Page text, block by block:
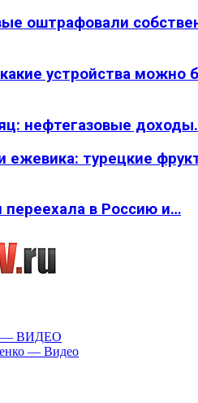
оштрафовали
устройства можно
нефтегазовые
ежевика: турецкие
переехала в Россию и…
— ВИДЕО
— Видео